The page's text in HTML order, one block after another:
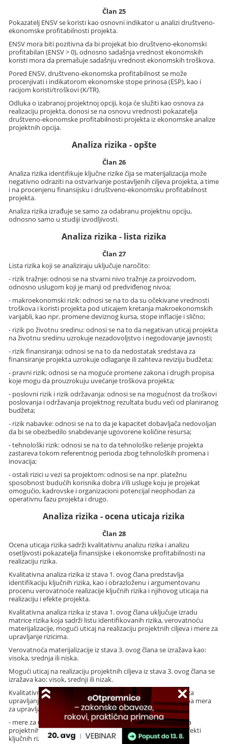
Član 25
Pokazatelj ENSV se koristi kao osnovni indikator u analizi društveno-
ekonomske profitabilnosti projekta.
ENSV mora biti pozitivna da bi projekat bio društveno-ekonomski
profitabilan (ENSV > 0), odnosno sadašnja vrednost ekonomskih
koristi mora da premašuje sadašnju vrednost ekonomskih troškova.
Pored ENSV, društveno-ekonomska profitabilnost se može
procenjivati i indikatorom ekonomske stope prinosa (ESP), kao i
racijom koristi/troškovi (K/TR).
Odluka o izabranoj projektnoj opciji, koja će služiti kao osnova za
realizaciju projekta, donosi se na osnovu vrednosti pokazatelja
društveno-ekonomske profitabilnosti projekta iz ekonomske analize
projektnih opcija.
Analiza rizika - opšte
Član 26
Analiza rizika identifikuje ključne rizike čija se materijalizacija može
negativno odraziti na ostvarivanje postavljenih ciljeva projekta, a time
i na procenjenu finansijsku i društveno-ekonomsku profitabilnost
projekta.
Analiza rizika izrađuje se samo za odabranu projektnu opciju,
odnosno samo u studiji izvodljivosti.
Analiza rizika - lista rizika
Član 27
Lista rizika koji se analiziraju uključuje naročito:
- rizik tražnje: odnosi se na stvarni nivo tražnje za proizvodom,
odnosno uslugom koji je manji od predviđenog nivoa;
- makroekonomski rizik: odnosi se na to da su očekivane vrednosti
troškova i koristi projekta pod uticajem kretanja makroekonomskih
varijabli, kao npr. promene deviznog kursa, stope inflacije i slično;
- rizik po životnu sredinu: odnosi se na to da negativan uticaj projekta
na životnu sredinu uzrokuje nezadovoljstvo i negodovanje javnosti;
- rizik finansiranja: odnosi se na to da nedostatak sredstava za
finansiranje projekta uzrokuje odlaganje ili zahteva reviziju budžeta;
- pravni rizik; odnosi se na moguće promene zakona i drugih propisa
koje mogu da prouzrokuju uvećanje troškova projekta;
- poslovni rizik i rizik održavanja: odnosi se na mogućnost da troškovi
poslovanja i održavanja projektnog rezultata budu veći od planiranog
budžeta;
- rizik nabavke: odnosi se na to da je kapacitet dobavljača nedovoljan
da bi se obezbedilo snabdevanje ugovorene količine resursa;
- tehnološki rizik: odnosi se na to da tehnološko rešenje projekta
zastareva tokom referentnog perioda zbog tehnoloških promena i
inovacija;
- ostali rizici u vezi sa projektom: odnosi se na npr. platežnu
sposobnost budućih korisnika dobra i/ili usluge koju je projekat
omogućio, kadrovske i organizacioni potencijal neophodan za
operativnu fazu projekta i drugo.
Analiza rizika - ocena uticaja rizika
Član 28
Ocena uticaja rizika sadrži kvalitativnu analizu rizika i analizu
osetljivosti pokazatelja finansijske i ekonomske profitabilnosti na
realizaciju rizika.
Kvalitativna analiza rizika iz stava 1. ovog člana predstavlja
identifikaciju ključnih rizika, kao i obrazloženu i argumentovanu
procenu verovatnoće realizacije ključnih rizika i njihovog uticaja na
realizaciju i efekte projekta.
Kvalitativna analiza rizika iz stava 1. ovog člana uključuje izradu
matrice rizika koja sadrži listu identifikovanih rizika, verovatnoću
materijalizacije, mogući uticaj na realizaciju projektnih ciljeva i mere za
upravljanje rizicima.
Verovatnoća materijalizacije iz stava 3. ovog člana se izražava kao:
visoka, srednja ili niska.
Mogući uticaj na realizaciju projektnih ciljeva iz stava 3. ovog člana se
izražava kao: visok, srednji ili nizak.
Kvalitativna analiza rizika iz stava 1. ovog člana sadrži i plan za
upravljanje ključnim rizicima koji razmatra i formuliše dva tipa mera
za upravljanje rizicima:
- mere za ublažavanje rizika, odnosno aktivnosti modifikacija
projektnih planova kako bi se u startu ublažili ili eliminisali efekti
ključnih rizika;